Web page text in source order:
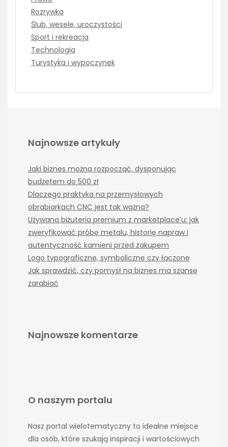
Rozrywka
Ślub, wesele, uroczystości
Sport i rekreacja
Technologia
Turystyka i wypoczynek
Najnowsze artykuły
Jaki biznes można rozpocząć, dysponując
budżetem do 500 zł
Dlaczego praktyka na przemysłowych
obrabiarkach CNC jest tak ważna?
Używana biżuteria premium z marketplace’u: jak
zweryfikować próbę metalu, historię napraw i
autentyczność kamieni przed zakupem
Logo typograficzne, symboliczne czy łączone
Jak sprawdzić, czy pomysł na biznes ma szansę
zarabiać
Najnowsze komentarze
O naszym portalu
Nasz portal wielotematyczny to idealne miejsce
dla osób, które szukają inspiracji i wartościowych